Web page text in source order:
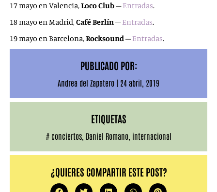
17 mayo en Valencia,Loco Club–Entradas.
18 mayo en Madrid,Café Berlín–Entradas.
19 mayo en Barcelona,Rocksound–Entradas.
PUBLICADO POR:
Andrea del Zapatero | 24 abril, 2019
ETIQUETAS
# conciertos, Daniel Romano, internacional
¿QUIERES COMPARTIR ESTE POST?